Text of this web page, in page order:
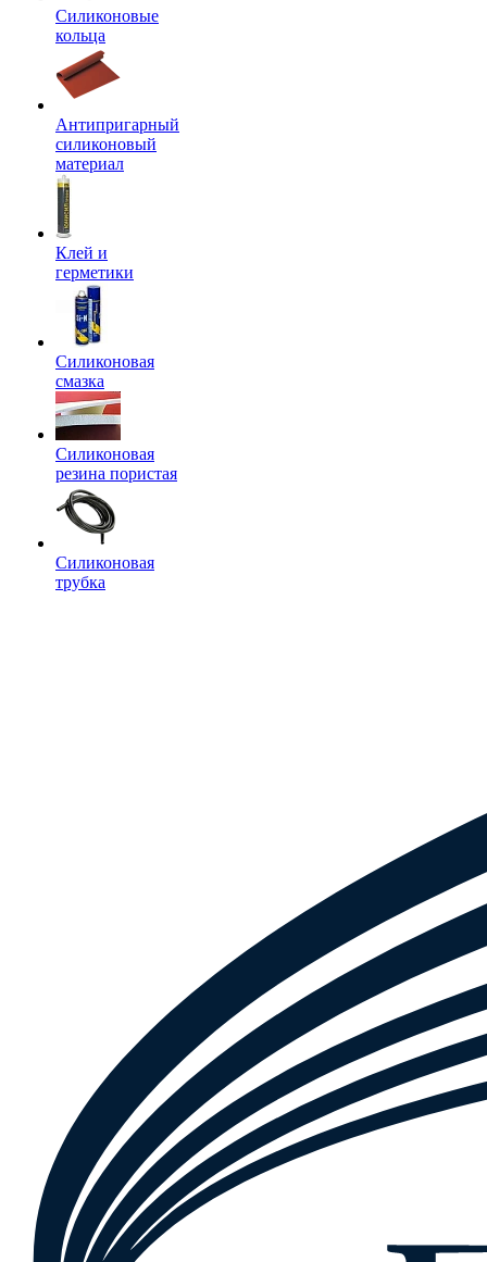
Силиконовые
кольца
Антипригарный
силиконовый
материал
Клей и
герметики
Силиконовая
смазка
Силиконовая
резина пористая
Силиконовая
трубка